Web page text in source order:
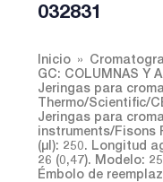
032831
Inicio
GC: COLUMNAS Y
Jeringas para
Thermo/Scientific/
Jeringas para
instruments/Fisons
(µl): 250. Longitud
26 (0,47). Modelo:
Émbolo de